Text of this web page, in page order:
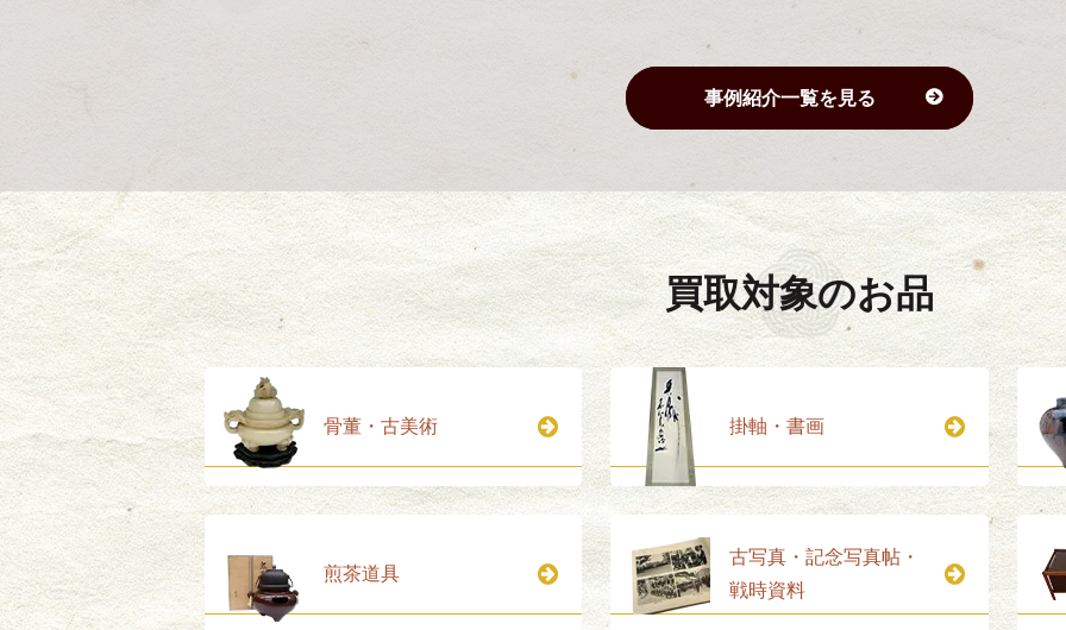
事例紹介一覧を見る
買取対象のお品
骨董・古美術 掛軸・書画
煎茶道具
古写真・記念写真帖・
戦時資料